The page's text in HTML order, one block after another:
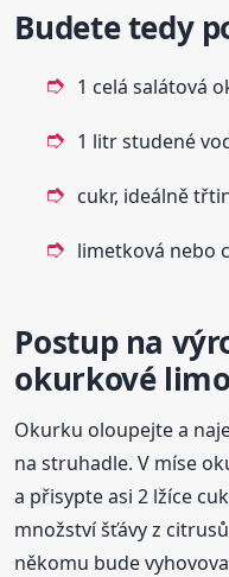
Budete tedy
1 celá salátová
1 litr studené
cukr, ideálně
limetková nebo
Postup na
okurkové
Okurku oloupejte a
na struhadle. V míse
a přisypte asi 2 lžíce
množství šťávy z
někomu bude